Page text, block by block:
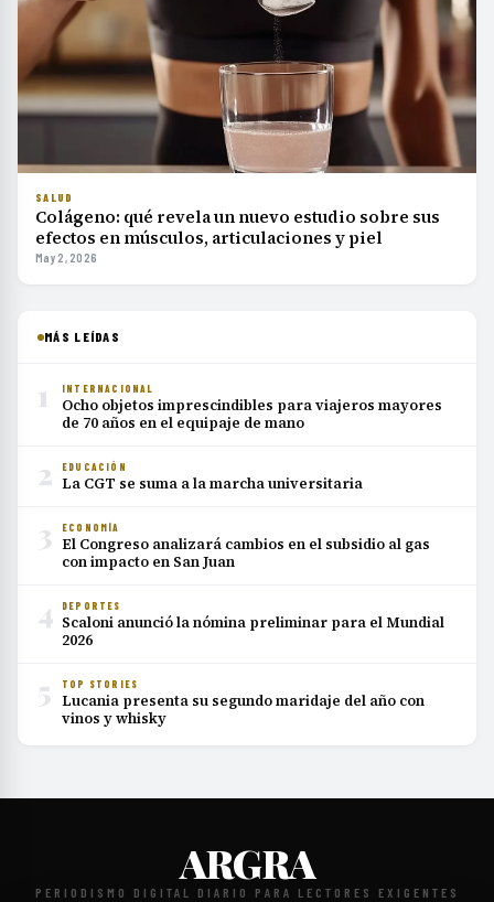
SALUD
Colágeno: qué revela un nuevo estudio sobre sus
efectos en músculos, articulaciones y piel
May 2, 2026
MÁS LEÍDAS
1 INTERNACIONAL
Ocho objetos imprescindibles para viajeros mayores
de 70 años en el equipaje de mano
2 EDUCACIÓN
La CGT se suma a la marcha universitaria
3 ECONOMÍA
El Congreso analizará cambios en el subsidio al gas
con impacto en San Juan
4 DEPORTES
Scaloni anunció la nómina preliminar para el Mundial
2026
5 TOP STORIES
Lucania presenta su segundo maridaje del año con
vinos y whisky
ARGRA
PERIODISMO DIGITAL DIARIO PARA LECTORES EXIGENTES